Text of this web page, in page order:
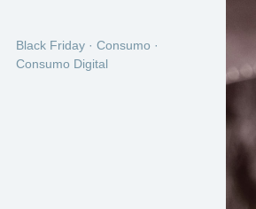
Black Friday ·Consumo ·
Consumo Digital